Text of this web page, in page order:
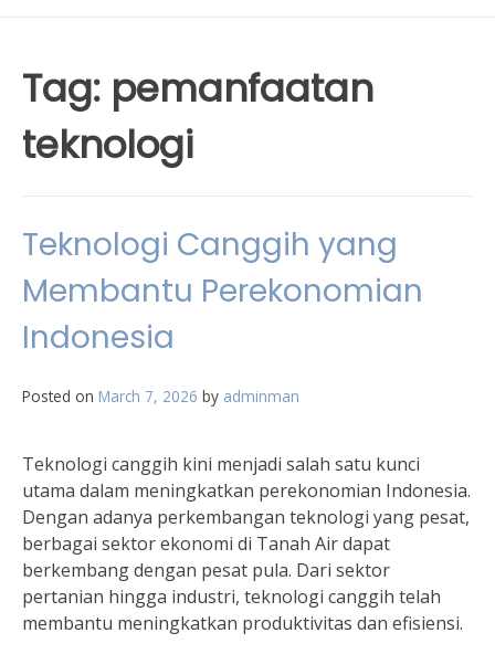
Tag: pemanfaatan
teknologi
Teknologi Canggih yang
Membantu Perekonomian
Indonesia
Posted on March 7, 2026 by adminman
Teknologi canggih kini menjadi salah satu kunci
utama dalam meningkatkan perekonomian Indonesia.
Dengan adanya perkembangan teknologi yang pesat,
berbagai sektor ekonomi di Tanah Air dapat
berkembang dengan pesat pula. Dari sektor
pertanian hingga industri, teknologi canggih telah
membantu meningkatkan produktivitas dan efisiensi.